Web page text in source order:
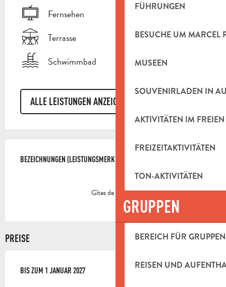
FÜHRUNGEN
BESUCHE UM MARCEL
MUSEEN
SOUVENIRLADEN IN
AKTIVITÄTEN IM FREIEN
FREIZEITAKTIVITÄTEN
TON-AKTIVITÄTEN
GRUPPEN
BEREICH FÜR GRUPPEN
REISEN UND
Fernsehen
Terrasse
Schwimmbad
ALLE LEISTUNGEN ANZEIGEN
LEISTUNGENSMÖGLICHKEITEN
BEZEICHNUNGEN (LEISTUNGSMERKMALE)
BEZEICHNUNGEN (LEISTUNGSMERKMALE)
Gîtes de France
PREISE
AB3 JANUAR 2026 BIS ZUM 1 JANUAR 2027
BIS ZUM 1 JANUAR 2027